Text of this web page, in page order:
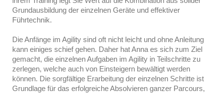
Grundausbildung der einzelnen Geräte und effektiver
Führtechnik.
Die Anfänge im Agility sind oft nicht leicht und ohne Anleitung
kann einiges schief gehen. Daher hat Anna es sich zum Ziel
gemacht, die einzelnen Aufgaben im Agility in Teilschritte zu
zerlegen, welche auch von Einsteigern bewältigt werden
können. Die sorgfältige Erarbeitung der einzelnen Schritte ist
Grundlage für das erfolgreiche Absolvieren ganzer Parcours,